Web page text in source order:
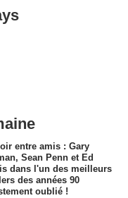
entre amis : Gary
Sean Penn et Ed
dans l'un des meilleurs
des années 90
oublié !